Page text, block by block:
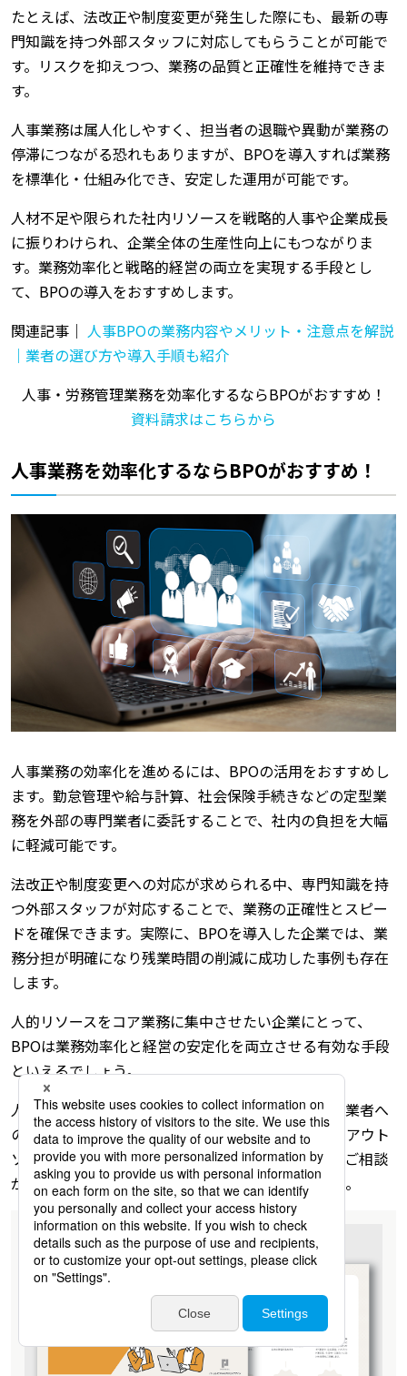
たとえば、法改正や制度変更が発生した際にも、最新の専
門知識を持つ外部スタッフに対応してもらうことが可能で
す。リスクを抑えつつ、業務の品質と正確性を維持できま
す。
人事業務は属人化しやすく、担当者の退職や異動が業務の
停滞につながる恐れもありますが、BPOを導入すれば業務
を標準化・仕組み化でき、安定した運用が可能です。
人材不足や限られた社内リソースを戦略的人事や企業成長
に振りわけられ、企業全体の生産性向上にもつながりま
す。業務効率化と戦略的経営の両立を実現する手段とし
て、BPOの導入をおすすめします。
関連記事｜ 人事BPOの業務内容やメリット・注意点を解説
｜業者の選び方や導入手順も紹介
人事・労務管理業務を効率化するならBPOがおすすめ！
資料請求はこちらから
人事業務を効率化するならBPOがおすすめ！
人事業務の効率化を進めるには、BPOの活用をおすすめし
ます。勤怠管理や給与計算、社会保険手続きなどの定型業
務を外部の専門業者に委託することで、社内の負担を大幅
に軽減可能です。
法改正や制度変更への対応が求められる中、専門知識を持
つ外部スタッフが対応することで、業務の正確性とスピー
ドを確保できます。実際に、BPOを導入した企業では、業
務分担が明確になり残業時間の削減に成功した事例も存在
します。
人的リソースをコア業務に集中させたい企業にとって、
BPOは業務効率化と経営の安定化を両立させる有効な手段
といえるでしょう。
人事業務の見直しを検討している方は、まずは専門業者へ
の相談から始めてみてはいかがでしょうか。BPOやアウト
ソーシングサービスの導入について、ご不明な点やご相談
がございましたら、お気軽にお問い合わせください。